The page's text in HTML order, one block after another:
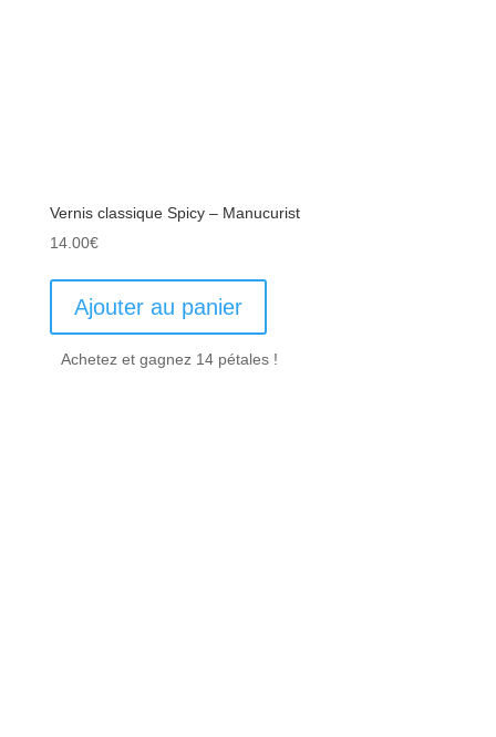
Vernis classique Spicy – Manucurist
14.00€
Ajouter au panier
Achetez et gagnez 14 pétales !